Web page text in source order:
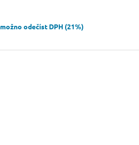
možno odečíst DPH (21%)